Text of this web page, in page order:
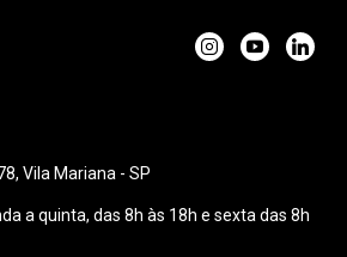
Vila Mariana - SP
a quinta, das 8h às 18h e sexta das 8h